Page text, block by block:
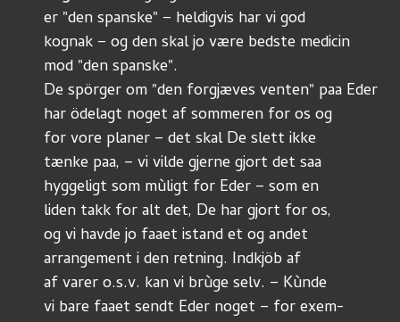
er "den spanske" – heldigvis har vi god
kognak – og den skal jo være bedste medicin
mod "den spanske".
De spörger om "den forgjæves venten" paa Eder
har ödelagt noget af sommeren for os og
for vore planer – det skal De slett ikke
tænke paa, – vi vilde gjerne gjort det saa
hyggeligt som mùligt for Eder – som en
liden takk for alt det, De har gjort for os,
og vi havde jo faaet istand et og andet
arrangement i den retning. Indkjöb af
af varer o.s.v. kan vi brùge selv. – Kùnde
vi bare faaet sendt Eder noget – for exem-